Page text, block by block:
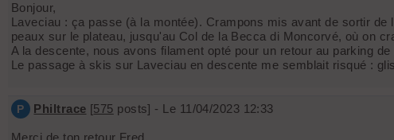
Bonjour,
Laveciau : ça passe (à la montée). Crampons mis avant de sortir
peaux sur le plateau, jusqu'au Col de la Becca di Moncorvé, où on
A la descente, nous avons filament opté pour un retour au parking
Le passage à skis sur Laveciau en descente me semblait risqué :
P Philtrace [575 posts] - Le 11/04/2023 12:33